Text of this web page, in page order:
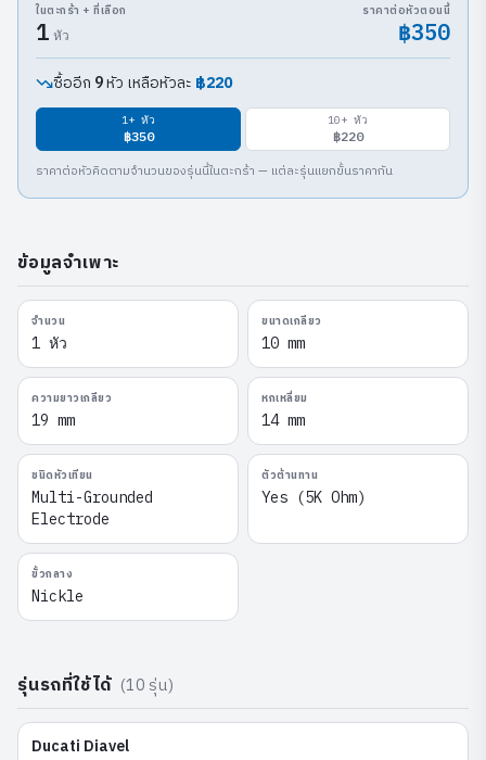
ในตะกร้า + ที่เลือก
1 หัว
ราคาต่อหัวตอนนี้
฿350
ซื้ออีก 9หัว เหลือหัวละ ฿220
1+ หัว
฿350
10+ หัว
฿220
ราคาต่อหัวคิดตามจำนวนของรุ่นนี้ในตะกร้า — แต่ละรุ่นแยกขั้นราคากัน
ข้อมูลจำเพาะ
จำนวน
1 หัว
ขนาดเกลียว
10 mm
ความยาวเกลียว
19 mm
หกเหลี่ยม
14 mm
ชนิดหัวเทียน
Multi-Grounded
Electrode
ตัวต้านทาน
Yes (5K Ohm)
ขั้วกลาง
Nickle
รุ่นรถที่ใช้ได้ (10 รุ่น)
Ducati Diavel